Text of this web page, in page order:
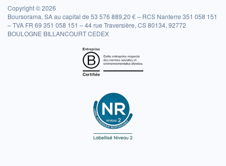
Copyright © 2026
Boursorama, SA au capital de 53 576 889,20 € – RCS Nanterre 351 058 151
– TVA FR 69 351 058 151 – 44 rue Traversière, CS 80134, 92772
BOULOGNE BILLANCOURT CEDEX